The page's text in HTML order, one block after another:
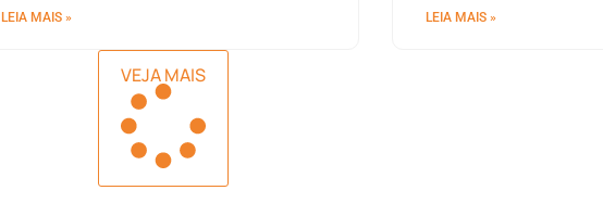
LEIA MAIS » LEIA MAIS »
VEJA MAIS